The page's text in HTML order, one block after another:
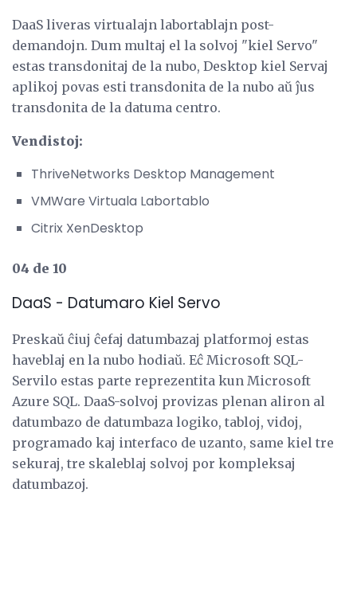
DaaS liveras virtualajn labortablajn post-
demandojn. Dum multaj el la solvoj "kiel Servo"
estas transdonitaj de la nubo, Desktop kiel Servaj
aplikoj povas esti transdonita de la nubo aŭ ĵus
transdonita de la datuma centro.
Vendistoj:
ThriveNetworks Desktop Management
VMWare Virtuala Labortablo
Citrix XenDesktop
04 de 10
DaaS - Datumaro Kiel Servo
Preskaŭ ĉiuj ĉefaj datumbazaj platformoj estas
haveblaj en la nubo hodiaŭ. Eĉ Microsoft SQL-
Servilo estas parte reprezentita kun Microsoft
Azure SQL. DaaS-solvoj provizas plenan aliron al
datumbazo de datumbaza logiko, tabloj, vidoj,
programado kaj interfaco de uzanto, same kiel tre
sekuraj, tre skaleblaj solvoj por kompleksaj
datumbazoj.